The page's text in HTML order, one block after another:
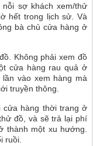
sợ khách xem/thử
hết trong lịch sử. Và
bà chủ cửa hàng ở
Không phải xem đồ
cửa hàng rau quả ở
vào xem hàng mà
truyền thông.
cửa hàng thời trang ở
đồ, và sẽ trả lại phí
thành một xu hướng.
ruồi.